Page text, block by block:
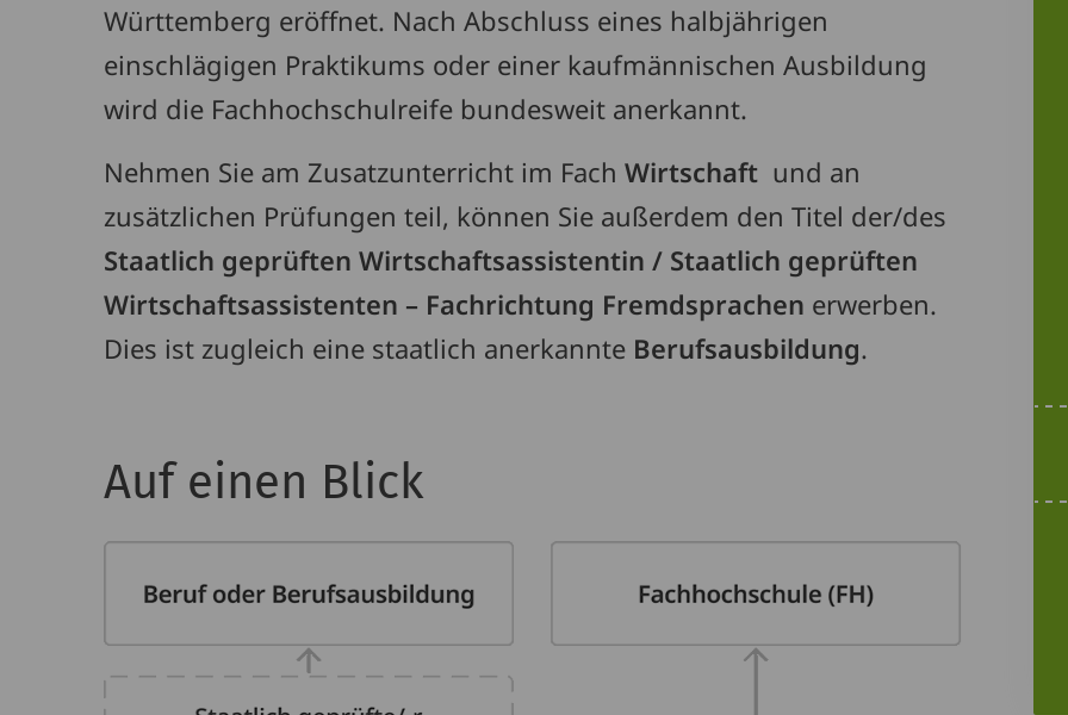
Württemberg eröffnet. Nach Abschluss eines halbjährigen
einschlägigen Praktikums oder einer kaufmännischen Ausbildung
wird die Fachhochschulreife bundesweit anerkannt.
Nehmen Sie am Zusatzunterricht im Fach Wirtschaft und an
zusätzlichen Prüfungen teil, können Sie außerdem den Titel der/des
Staatlich geprüften Wirtschaftsassistentin / Staatlich geprüften
Wirtschaftsassistenten – Fachrichtung Fremdsprachen erwerben.
Dies ist zugleich eine staatlich anerkannte Berufsausbildung.
Auf einen Blick